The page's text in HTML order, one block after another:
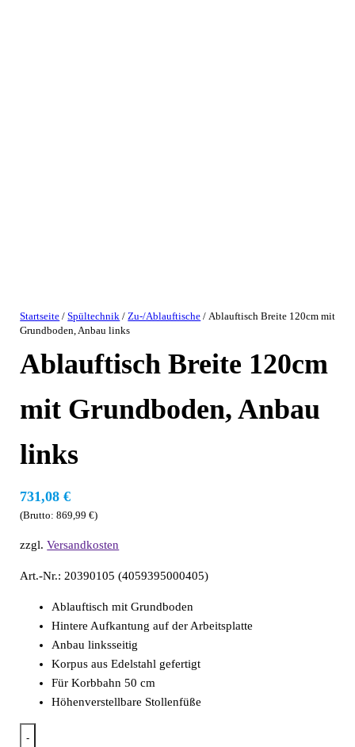
Startseite /Spültechnik /Zu-/Ablauftische / Ablauftisch Breite 120cm mit
Grundboden, Anbau links
Ablauftisch Breite 120cm
mit Grundboden, Anbau
links
731,08€
(Brutto:869,99€)
zzgl.Versandkosten
Art.-Nr.: 20390105 (4059395000405)
Ablauftisch mit Grundboden
Hintere Aufkantung auf der Arbeitsplatte
Anbau linksseitig
Korpus aus Edelstahl gefertigt
Für Korbbahn 50 cm
Höhenverstellbare Stollenfüße
-